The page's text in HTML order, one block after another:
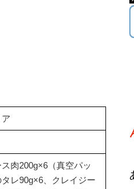
肉200g×6（真空パッ
レ90g×6、クレイジー